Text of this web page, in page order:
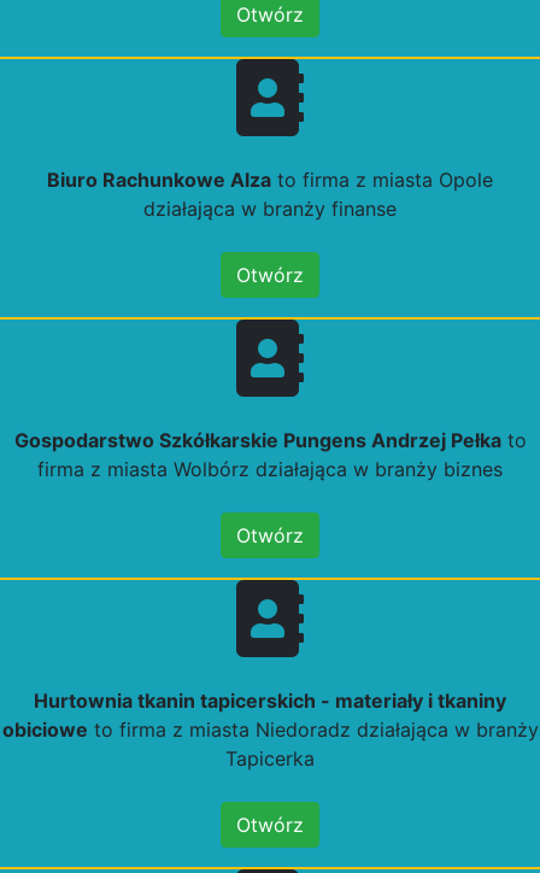
Otwórz
Biuro Rachunkowe Alza to firma z miasta Opole
działająca w branży finanse
Otwórz
Gospodarstwo Szkółkarskie Pungens Andrzej Pełkato
firma z miasta Wolbórz działająca w branży biznes
Otwórz
Hurtownia tkanin tapicerskich - materiały i tkaniny
obiciowe to firma z miasta Niedoradz działająca w branży
Tapicerka
Otwórz